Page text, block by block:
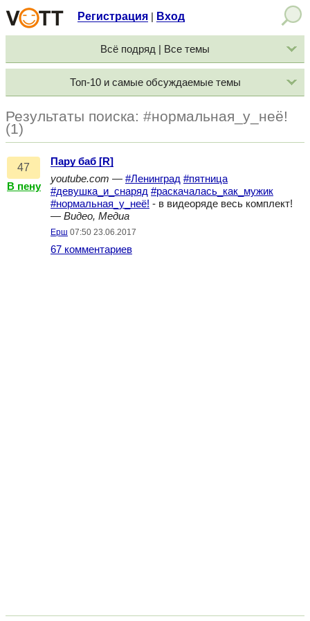
Регистрация Вход
Всё подряд | Все темы
Топ-10 и самые обсуждаемые темы
Результаты поиска: #нормальная_у_неё!
(1)
47
В пену
Пару баб [R]
youtube.com — #Ленинград #пятница
#девушка_и_снаряд #раскачалась_как_мужик
#нормальная_у_неё! - в видеоряде весь комплект!
— Видео, Медиа
Ерш 07:50 23.06.2017
67 комментариев